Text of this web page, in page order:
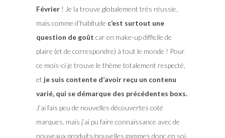
Février! Je la trouve globalement très réussie,
mais comme d’habitude c’est surtout une
question de goût car en make-up difficile de
plaire (et de correspondre) à tout le monde ! Pour
ce mois-ci je trouve le thème totalement respecté,
et je suis contente d’avoir reçu un contenu
varié, qui se démarque des précédentes boxs.
J’ai fais peu de nouvelles découvertes coté
marques, mais j’ai pu faire connaissance avec de
nouveaux produits/nouvelles gammes donc en soi,